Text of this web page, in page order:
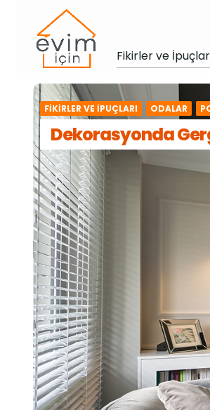
Fikirler ve
FIKIRLER VE İPUÇLARI ODALAR
Dekorasyonda